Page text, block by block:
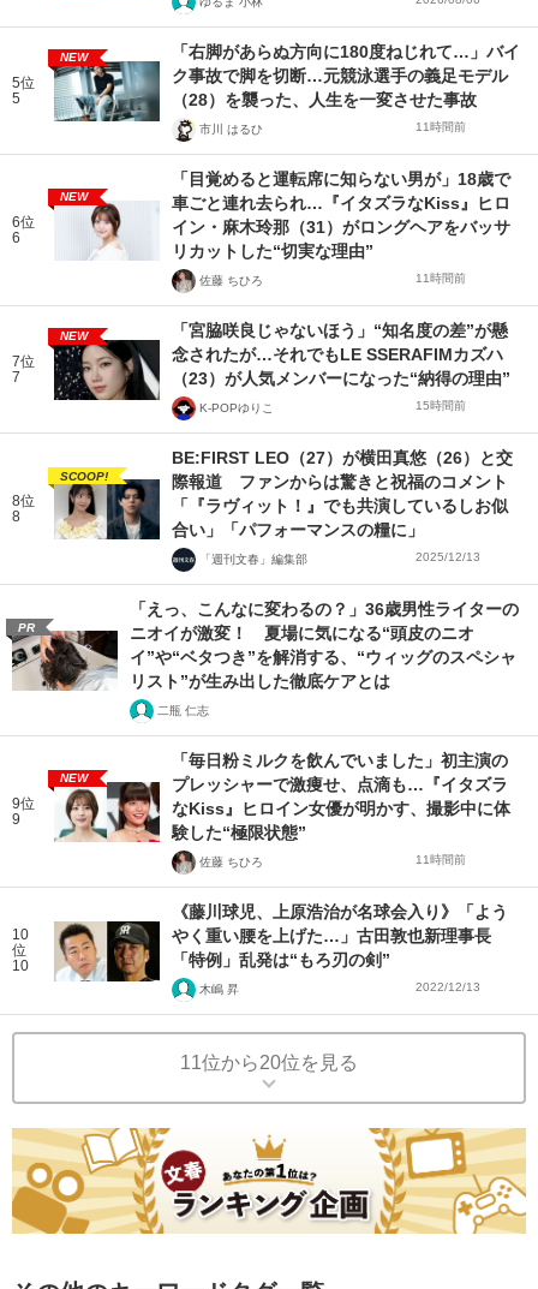
5位
5
NEW
「右脚があらぬ方向に180度ねじれて…」バイ
ク事故で脚を切断…元競泳選手の義足モデル
（28）を襲った、人生を一変させた事故
市川 はるひ 11時間前
6位
6
NEW
「目覚めると運転席に知らない男が」18歳で
車ごと連れ去られ…『イタズラなKiss』ヒロ
イン・麻木玲那（31）がロングヘアをバッサ
リカットした“切実な理由”
佐藤 ちひろ 11時間前
7位
7
NEW
「宮脇咲良じゃないほう」“知名度の差”が懸
念されたが…それでもLE SSERAFIMカズハ
（23）が人気メンバーになった“納得の理由”
K-POPゆりこ 15時間前
8位
8
SCOOP!
BE:FIRST LEO（27）が横田真悠（26）と交
際報道 ファンからは驚きと祝福のコメント
「『ラヴィット！』でも共演しているしお似
合い」「パフォーマンスの糧に」
「週刊文春」編集部 2025/12/13
PR
「えっ、こんなに変わるの？」36歳男性ライターの
ニオイが激変！ 夏場に気になる“頭皮のニオ
イ”や“ベタつき”を解消する、“ウィッグのスペシャ
リスト”が生み出した徹底ケアとは
二瓶 仁志
9位
9
NEW
「毎日粉ミルクを飲んでいました」初主演の
プレッシャーで激痩せ、点滴も…『イタズラ
なKiss』ヒロイン女優が明かす、撮影中に体
験した“極限状態”
佐藤 ちひろ 11時間前
10
位
10
《藤川球児、上原浩治が名球会入り》「よう
やく重い腰を上げた…」古田敦也新理事長
「特例」乱発は“もろ刃の剣”
木嶋 昇 2022/12/13
11位から20位を見る